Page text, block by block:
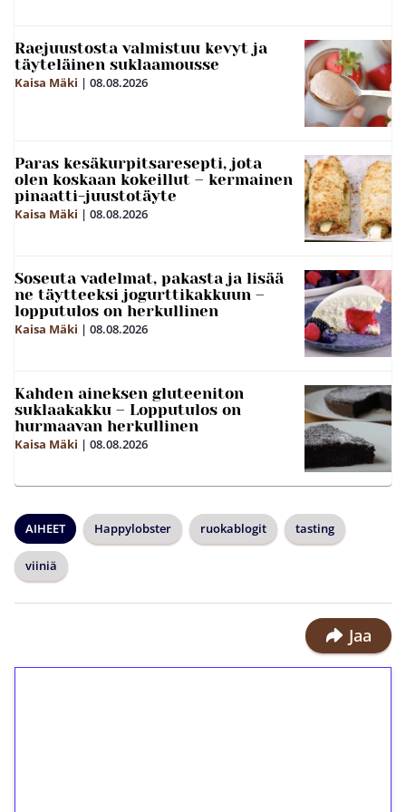
Raejuustosta valmistuu kevyt ja
täyteläinen suklaamousse
Kaisa Mäki | 08.08.2026
Paras kesäkurpitsaresepti, jota
olen koskaan kokeillut – kermainen
pinaatti-juustotäyte
Kaisa Mäki | 08.08.2026
Soseuta vadelmat, pakasta ja lisää
ne täytteeksi jogurttikakkuun –
lopputulos on herkullinen
Kaisa Mäki | 08.08.2026
Kahden aineksen gluteeniton
suklaakakku – Lopputulos on
hurmaavan herkullinen
Kaisa Mäki | 08.08.2026
AIHEET Happylobster ruokablogit tasting
viiniä
Jaa